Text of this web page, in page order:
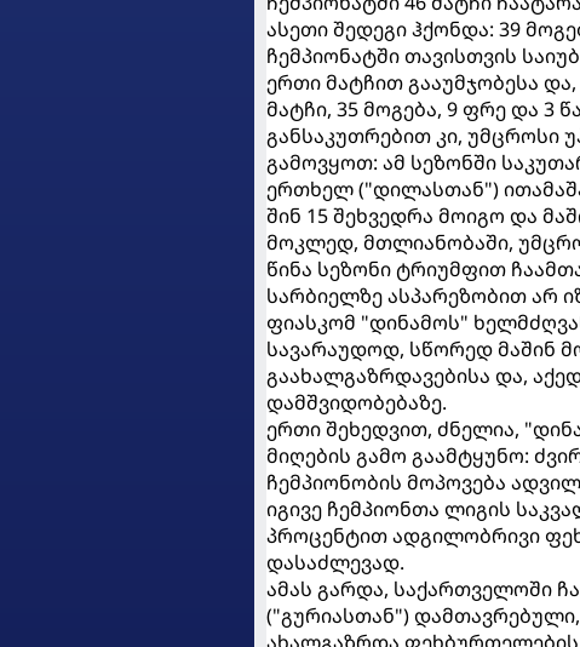
ასეთი შედეგი ჰქონდა: 39
ჩემპიონატში თავისთვის
ერთი მატჩით გააუმჯობესა
მატჩი, 35 მოგება, 9 ფრე და 3
განსაკუთრებით კი, უმცროსი
გამოვყოთ: ამ სეზონში
ერთხელ ("დილასთან")
შინ 15 შეხვედრა მოიგო და
მოკლედ, მთლიანობაში,
წინა სეზონი ტრიუმფით
სარბიელზე ასპარეზობით არ
ფიასკომ "დინამოს"
სავარაუდოდ, სწორედ მაშინ
გაახალგაზრდავებისა და,
დამშვიდობებაზე.
ერთი შეხედვით, ძნელია,
მიღების გამო გაამტყუნო:
ჩემპიონობის მოპოვება
იგივე ჩემპიონთა ლიგის
პროცენტით ადგილობრივი
დასაძლევად.
ამას გარდა, საქართველოში
("გურიასთან")